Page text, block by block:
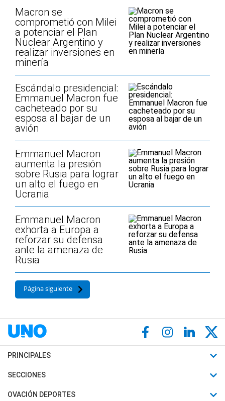
Macron se
comprometió con Milei
a potenciar el Plan
Nuclear Argentino y
realizar inversiones en
minería
Escándalo presidencial:
Emmanuel Macron fue
cacheteado por su
esposa al bajar de un
avión
Emmanuel Macron
aumenta la presión
sobre Rusia para lograr
un alto el fuego en
Ucrania
Emmanuel Macron
exhorta a Europa a
reforzar su defensa
ante la amenaza de
Rusia
Página siguiente
PRINCIPALES
Últimas Noticias
Política
SECCIONES
Horóscopo
OVACIÓN DEPORTES